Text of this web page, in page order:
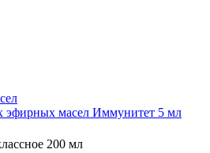
эфирных масел Иммунитет 5 мл